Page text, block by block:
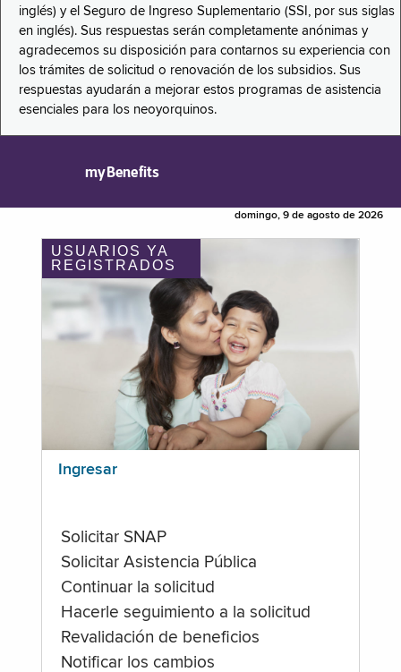
inglés) y el Seguro de Ingreso Suplementario (SSI, por sus siglas
en inglés). Sus respuestas serán completamente anónimas y
agradecemos su disposición para contarnos su experiencia con
los trámites de solicitud o renovación de los subsidios. Sus
respuestas ayudarán a mejorar estos programas de asistencia
esenciales para los neoyorquinos.
myBenefits
domingo, 9 de agosto de 2026
USUARIOS YA
REGISTRADOS
Ingresar
Solicitar SNAP
Solicitar Asistencia Pública
Continuar la solicitud
Hacerle seguimiento a la solicitud
Revalidación de beneficios
Notificar los cambios